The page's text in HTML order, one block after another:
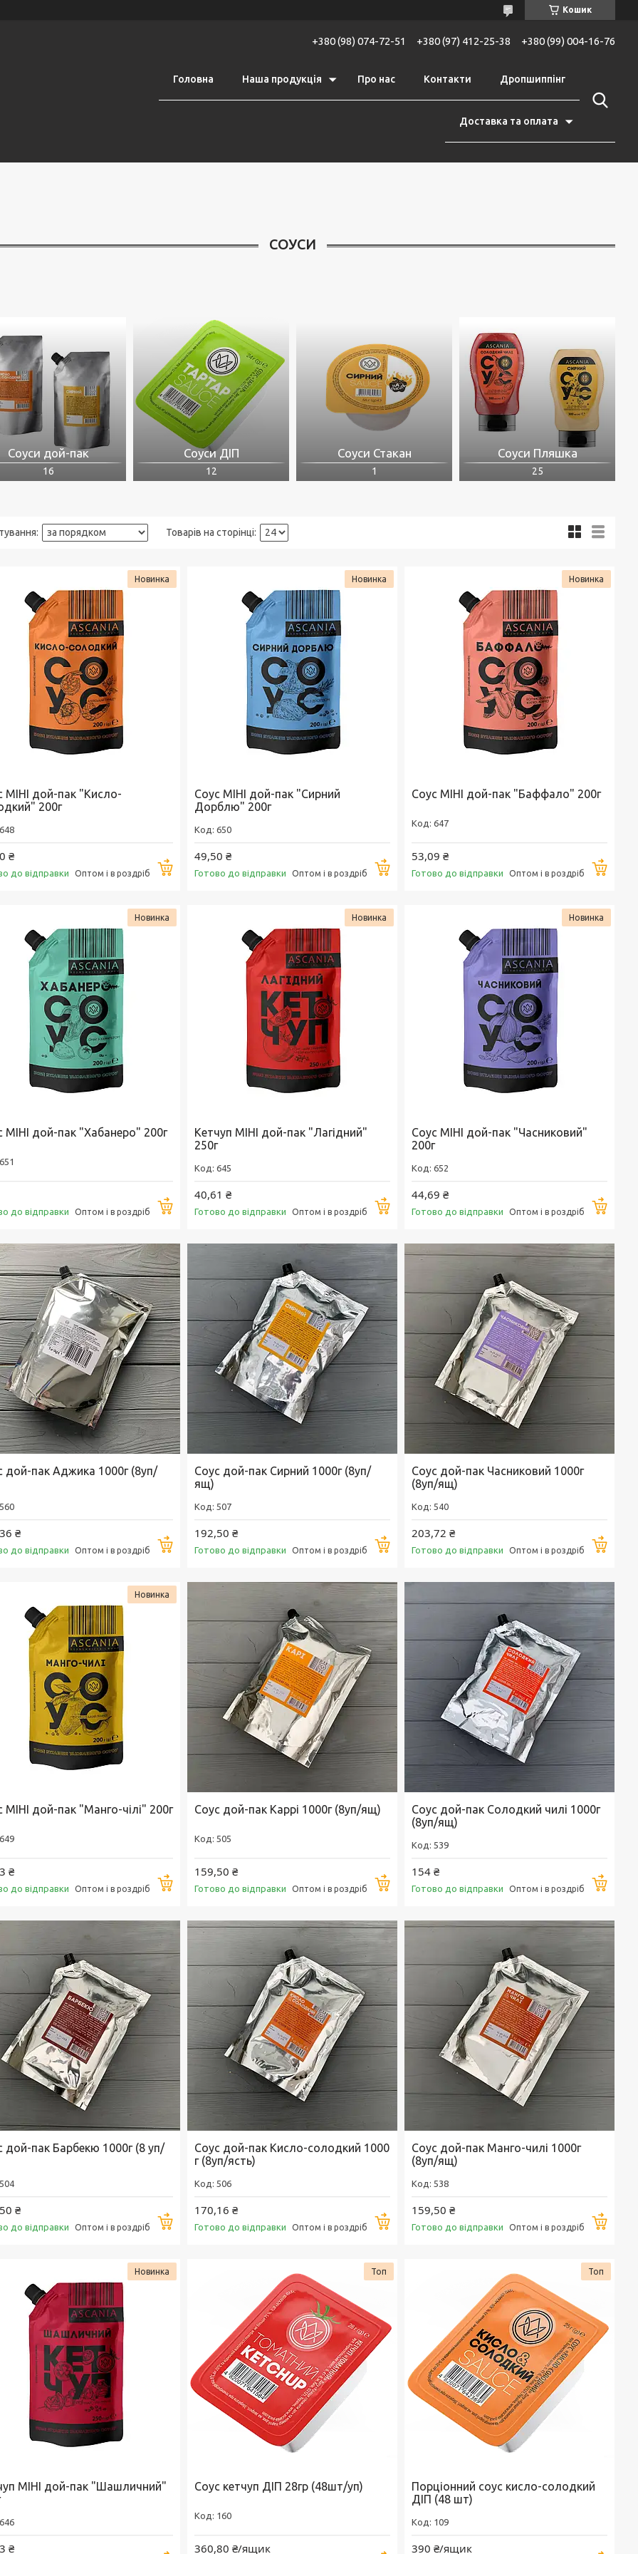
Кошик
+380 (98) 074-72-51 +380 (97) 412-25-38 +380 (99) 004-16-76
Головна Наша продукція Про нас Контакти Дропшиппінг
Доставка та оплата
СОУСИ
Соуси дой-пак
16
Соуси ДІП
12
Соуси Стакан
1
Соуси Пляшка
25
Новинка
МІНІ дой-пак "Кисло-
200г
648
₴
до відправки Оптом і в роздріб Купити
Новинка
Соус МІНІ дой-пак "Сирний
Дорблю" 200г
650
49,50 ₴
Готово до відправки Оптом і в роздріб Купити
Новинка
Соус МІНІ дой-пак "Баффало" 200г
647
53,09 ₴
Готово до відправки Оптом і в роздріб
Новинка
МІНІ дой-пак "Хабанеро" 200г
651
до відправки Оптом і в роздріб Купити
Новинка
Кетчуп МІНІ дой-пак "Лагідний"
250г
645
40,61 ₴
Готово до відправки Оптом і в роздріб Купити
Новинка
Соус МІНІ дой-пак "Часниковий"
200г
652
44,69 ₴
Готово до відправки Оптом і в роздріб
дой-пак Аджика 1000г (8уп/
560
₴
до відправки Оптом і в роздріб Купити
Соус дой-пак Сирний 1000г (8уп/
ящ)
507
192,50 ₴
Готово до відправки Оптом і в роздріб Купити
Соус дой-пак Часниковий 1000г
(8уп/ящ)
540
203,72 ₴
Готово до відправки Оптом і в роздріб
Новинка
МІНІ дой-пак "Манго-чілі" 200г
649
₴
до відправки Оптом і в роздріб Купити
Соус дой-пак Каррі 1000г (8уп/ящ)
505
159,50 ₴
Готово до відправки Оптом і в роздріб Купити
Соус дой-пак Солодкий чилі 1000г
(8уп/ящ)
539
154 ₴
Готово до відправки Оптом і в роздріб
дой-пак Барбекю 1000г (8 уп/
504
₴
до відправки Оптом і в роздріб Купити
Соус дой-пак Кисло-солодкий 1000
г (8уп/ясть)
506
170,16 ₴
Готово до відправки Оптом і в роздріб Купити
Соус дой-пак Манго-чилі 1000г
(8уп/ящ)
538
159,50 ₴
Готово до відправки Оптом і в роздріб
Новинка
МІНІ дой-пак "Шашличний"
646
₴
Топ
Соус кетчуп ДІП 28гр (48шт/уп)
160
360,80 ₴/ящик
Топ
Порціонний соус кисло-солодкий
ДІП (48 шт)
109
390 ₴/ящик